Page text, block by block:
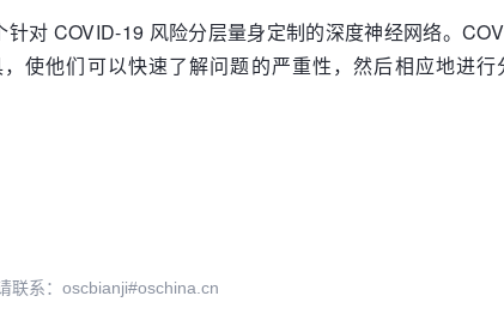
对 COVID-19 风险分层量身定制的深度神经网络。
使他们可以快速了解问题的严重性，然后相应地进
联系：oscbianji#oschina.cn